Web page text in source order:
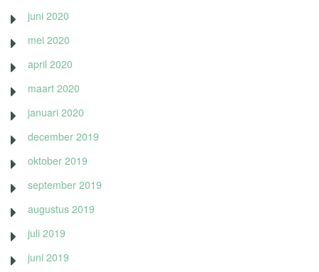
juni 2020
mei 2020
april 2020
maart 2020
januari 2020
december 2019
oktober 2019
september 2019
augustus 2019
juli 2019
juni 2019